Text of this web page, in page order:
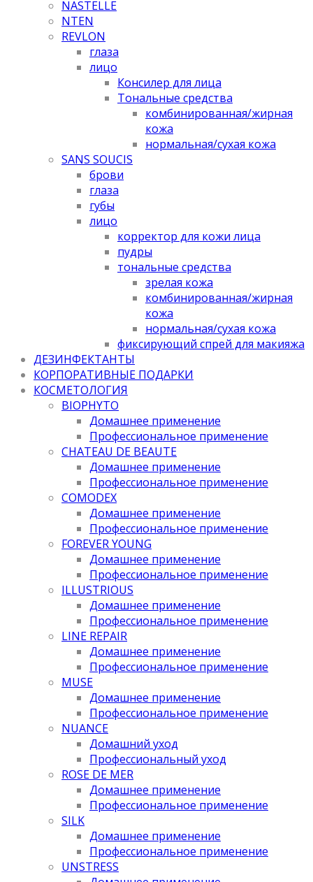
NASTELLE
NTEN
REVLON
глаза
лицо
Консилер для лица
Тональные средства
комбинированная/жирная
кожа
нормальная/cухая кожа
SANS SOUCIS
брови
глаза
губы
лицо
корректор для кожи лица
пудры
тональные средства
зрелая кожа
комбинированная/жирная
кожа
нормальная/cухая кожа
фиксирующий спрей для макияжа
ДЕЗИНФЕКТАНТЫ
КОРПОРАТИВНЫЕ ПОДАРКИ
КОСМЕТОЛОГИЯ
BIOPHYTO
Домашнее применение
Профессиональное применение
CHATEAU DE BEAUTE
Домашнее применение
Профессиональное применение
COMODEX
Домашнее применение
Профессиональное применение
FOREVER YOUNG
Домашнее применение
Профессиональное применение
ILLUSTRIOUS
Домашнее применение
Профессиональное применение
LINE REPAIR
Домашнее применение
Профессиональное применение
MUSE
Домашнее применение
Профессиональное применение
NUANCE
Домашний уход
Профессиональный уход
ROSE DE MER
Домашнее применение
Профессиональное применение
SILK
Домашнее применение
Профессиональное применение
UNSTRESS